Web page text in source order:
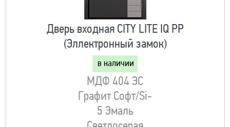
Дверь входная CITY LITE IQ РP
(Эллектронный замок)
в наличии
МДФ 404 ЭС
Графит Софт/Si-
5 Эмаль